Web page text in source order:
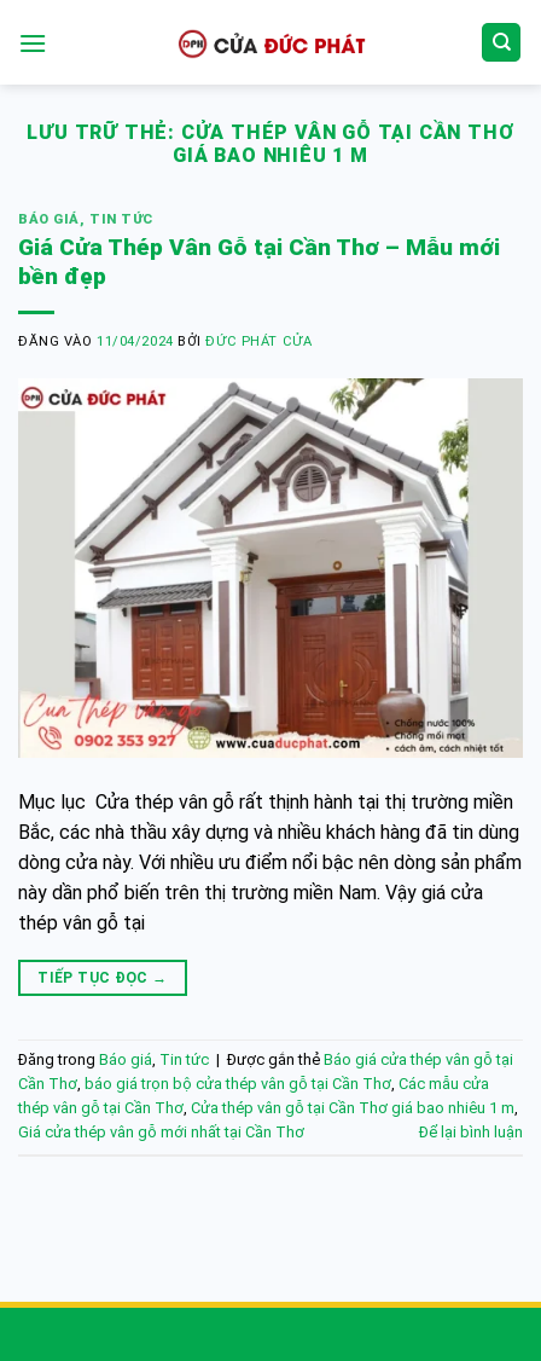
qua
LƯU TRỮ THẺ: CỬA THÉP VÂN GỖ TẠI CẦN THƠ
GIÁ BAO NHIÊU 1 M
BÁO GIÁ, TIN TỨC
Giá Cửa Thép Vân Gỗ tại Cần Thơ – Mẫu mới
bền đẹp
ĐĂNG VÀO11/04/2024 BỞIĐỨC PHÁT CỬA
Mục lục Cửa thép vân gỗ rất thịnh hành tại thị trường miền
Bắc, các nhà thầu xây dựng và nhiều khách hàng đã tin dùng
dòng cửa này. Với nhiều ưu điểm nổi bậc nên dòng sản phẩm
này dần phổ biến trên thị trường miền Nam. Vậy giá cửa
thép vân gỗ tại
TIẾP TỤC ĐỌC →
Đăng trong Báo giá Tin tức | Được gắn thẻ Báo giá cửa thép vân gỗ tại
Cần Thơ báo giá trọn bộ cửa thép vân gỗ tại Cần Thơ Các mẫu cửa
thép vân gỗ tại Cần Thơ Cửa thép vân gỗ tại Cần Thơ giá bao nhiêu 1 m
Giá cửa thép vân gỗ mới nhất tại Cần Thơ
Để lại bình luận